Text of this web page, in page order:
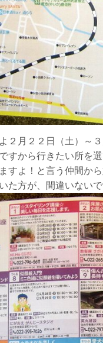
２月２２日（土）～
すから行きたい所を
すよ！と言う仲間か
た方が、間違いないで